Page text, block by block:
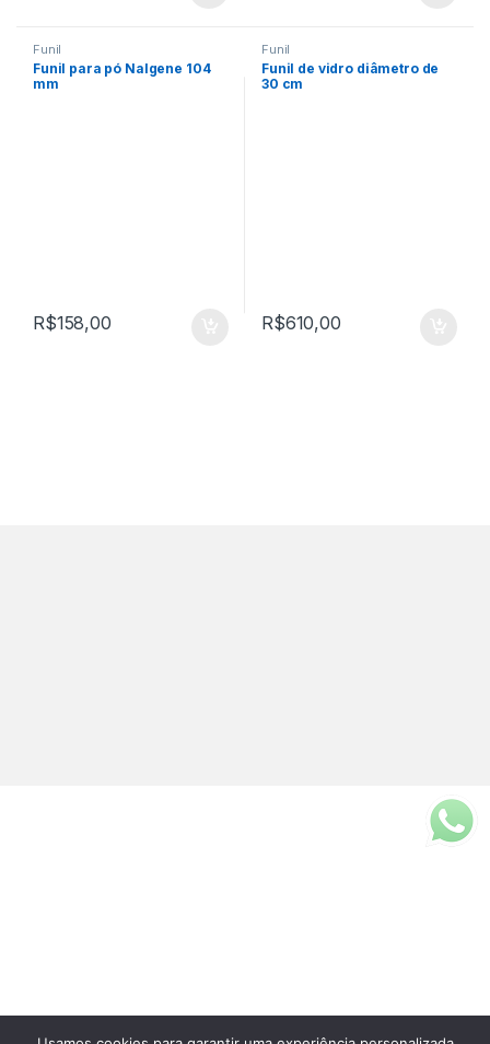
Funil
Funil para pó Nalgene 104
mm
R$158,00
Funil
Funil de vidro diâmetro de
30 cm
R$610,00